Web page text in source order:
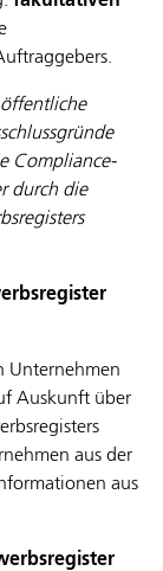
öffentliche
Compliance-
durch die
Unternehmen
Auskunft über
aus der
aus